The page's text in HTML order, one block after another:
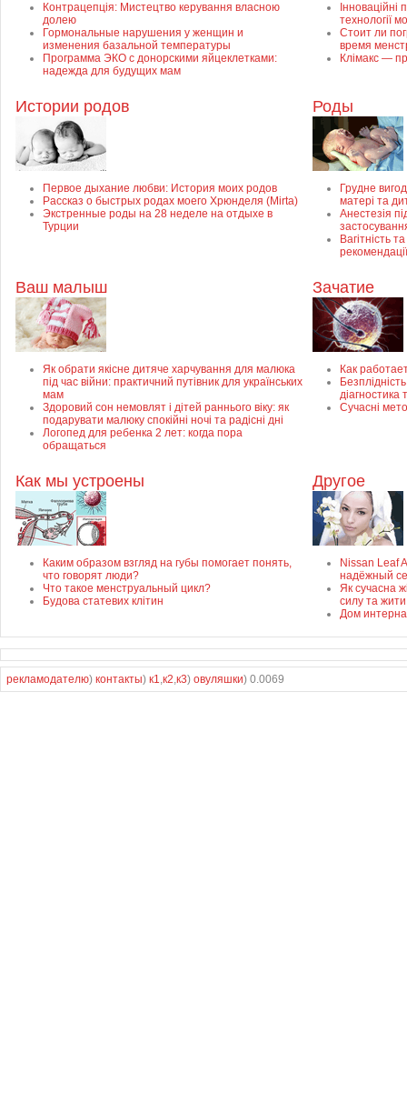
Контрацепція: Мистецтво керування власною
долею
Гормональные нарушения у женщин и
изменения базальной температуры
Программа ЭКО с донорскими яйцеклетками:
надежда для будущих мам
Інноваційні
технології
Стоит ли
время
Клімакс —
Истории родов
Первое дыхание любви: История моих родов
Рассказ о быстрых родах моего Хрюнделя (Mirta)
Экстренные роды на 28 неделе на отдыхе в
Турции
Роды
Грудне
матері та
Анестезія
Вагітність
рекомендації
Ваш малыш
Як обрати якісне дитяче харчування для малюка
під час війни: практичний путівник для українських
мам
Здоровий сон немовлят і дітей раннього віку: як
подарувати малюку спокійні ночі та радісні дні
Логопед для ребенка 2 лет: когда пора
обращаться
Зачатие
Как
діагностика
Сучасні
Как мы устроены
Каким образом взгляд на губы помогает понять,
что говорят люди?
Что такое менструальный цикл?
Будова статевих клітин
Другое
Nissan Leaf
надёжный
Як сучасна
силу та жити
Дом
рекламодателю) контакты) к1,к2,к3) овуляшки) 0.0069